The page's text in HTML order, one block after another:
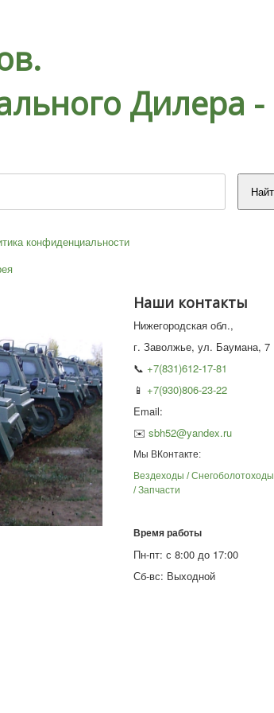
Дилера -
конфиденциальности
Наши контакты
Нижегородская обл.,
г. Заволжье, ул. Баумана, 7
📞 +7(831)612-17-81
📱 +7(930)806-23-22
Email:
✉️ sbh52@yandex.ru
Мы ВКонтакте:
Вездеходы / Снегоболотоходы
/ Запчасти
Время работы
Пн-пт: с 8:00 до 17:00
Сб-вс: Выходной